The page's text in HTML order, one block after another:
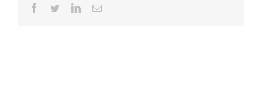
Facebook
TwitterLinkedInEmail